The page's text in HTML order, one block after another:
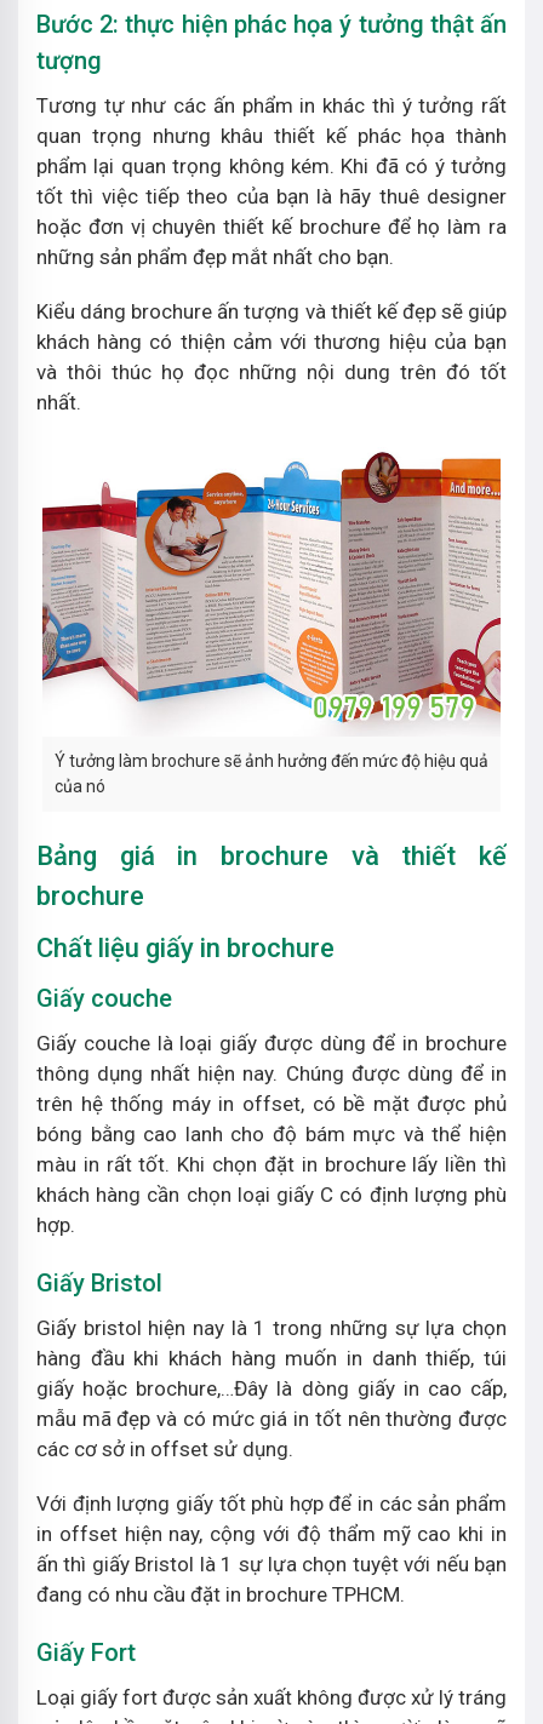
Bước 2: thực hiện phác họa ý tưởng thật ấn
tượng
Tương tự như các ấn phẩm in khác thì ý tưởng rất
quan trọng nhưng khâu thiết kế phác họa thành
phẩm lại quan trọng không kém. Khi đã có ý tưởng
tốt thì việc tiếp theo của bạn là hãy thuê designer
hoặc đơn vị chuyên thiết kế brochure để họ làm ra
những sản phẩm đẹp mắt nhất cho bạn.
Kiểu dáng brochure ấn tượng và thiết kế đẹp sẽ giúp
khách hàng có thiện cảm với thương hiệu của bạn
và thôi thúc họ đọc những nội dung trên đó tốt
nhất.
Ý tưởng làm brochure sẽ ảnh hưởng đến mức độ hiệu quả
của nó
Bảng giá in brochure và thiết kế
brochure
Chất liệu giấy in brochure
Giấy couche
Giấy couche là loại giấy được dùng để in brochure
thông dụng nhất hiện nay. Chúng được dùng để in
trên hệ thống máy in offset, có bề mặt được phủ
bóng bằng cao lanh cho độ bám mực và thể hiện
màu in rất tốt. Khi chọn đặt in brochure lấy liền thì
khách hàng cần chọn loại giấy C có định lượng phù
hợp.
Giấy Bristol
Giấy bristol hiện nay là 1 trong những sự lựa chọn
hàng đầu khi khách hàng muốn in danh thiếp, túi
giấy hoặc brochure,…Đây là dòng giấy in cao cấp,
mẫu mã đẹp và có mức giá in tốt nên thường được
các cơ sở in offset sử dụng.
Với định lượng giấy tốt phù hợp để in các sản phẩm
in offset hiện nay, cộng với độ thẩm mỹ cao khi in
ấn thì giấy Bristol là 1 sự lựa chọn tuyệt với nếu bạn
đang có nhu cầu đặt in brochure TPHCM.
Giấy Fort
Loại giấy fort được sản xuất không được xử lý tráng